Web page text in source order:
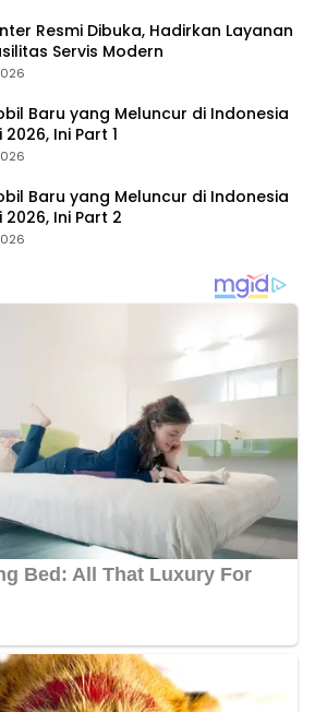
Resmi Dibuka, Hadirkan Layanan
Servis Modern
Baru yang Meluncur di Indonesia
Ini Part 1
Baru yang Meluncur di Indonesia
Ini Part 2